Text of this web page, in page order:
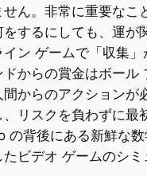
せん。非常に重要なこ
をするにしても、運が
イン ゲームで「収集
ドからの賞金はボー
からのアクションが
、リスクを負わずに最
の背後にある新鮮な
ビデオ ゲームのシミ